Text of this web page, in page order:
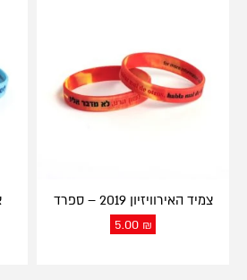
צמיד האירוויזיון 2019 – ספרד
5.00 ₪